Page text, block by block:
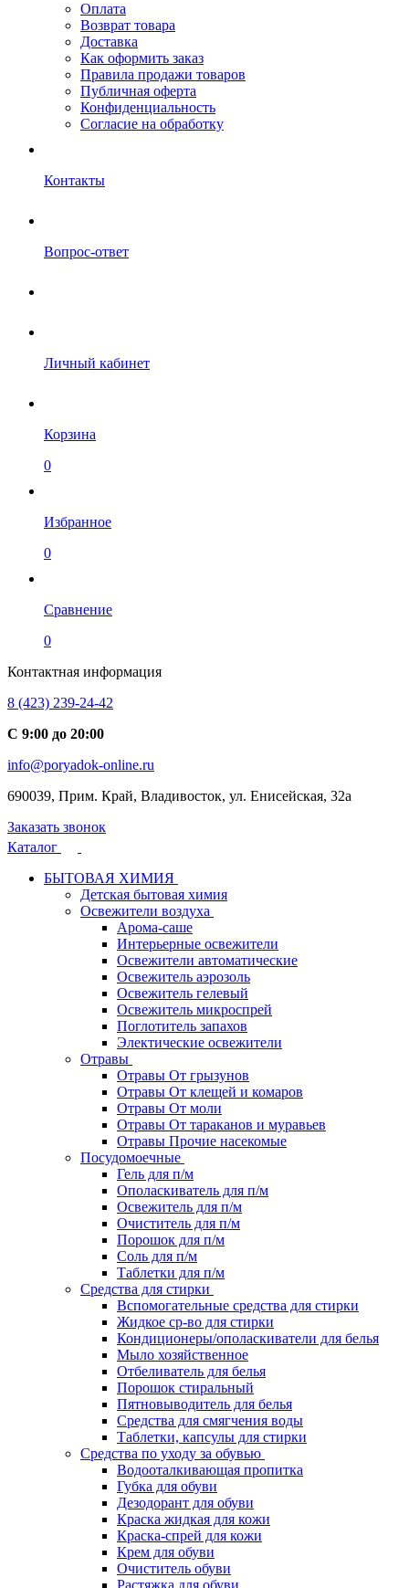
Оплата
Возврат товара
Доставка
Как оформить заказ
Правила продажи товаров
Публичная оферта
Конфиденциальность
Согласие на обработку
Контакты
Вопрос-ответ
Личный кабинет
Корзина
0
Избранное
0
Сравнение
0
Контактная информация
8 (423) 239-24-42
С 9:00 до 20:00
info@poryadok-online.ru
690039, Прим. Край, Владивосток, ул. Енисейская, 32а
Заказать звонок
Каталог
БЫТОВАЯ ХИМИЯ
Детская бытовая химия
Освежители воздуха
Арома-саше
Интерьерные освежители
Освежители автоматические
Освежитель аэрозоль
Освежитель гелевый
Освежитель микроспрей
Поглотитель запахов
Электические освежители
Отравы
Отравы От грызунов
Отравы От клещей и комаров
Отравы От моли
Отравы От тараканов и муравьев
Отравы Прочие насекомые
Посудомоечные
Гель для п/м
Ополаскиватель для п/м
Освежитель для п/м
Очиститель для п/м
Порошок для п/м
Соль для п/м
Таблетки для п/м
Средства для стирки
Вспомогательные средства для стирки
Жидкое ср-во для стирки
Кондиционеры/ополаскиватели для белья
Мыло хозяйственное
Отбеливатель для белья
Порошок стиральный
Пятновыводитель для белья
Средства для смягчения воды
Таблетки, капсулы для стирки
Средства по уходу за обувью
Водооталкивающая пропитка
Губка для обуви
Дезодорант для обуви
Краска жидкая для кожи
Краска-спрей для кожи
Крем для обуви
Очиститель обуви
Растяжка для обуви